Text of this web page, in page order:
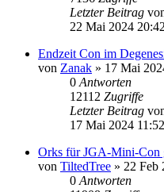
Letzter Beitrag
22 Mai 2024 20:42
Endzeit Con im
von Zanak » 17 Mai
0 Antworten
12112 Zugriffe
Letzter Beitrag
17 Mai 2024 11:52
Orks für JGA-Mini-Con
von TiltedTree » 22 Feb
0 Antworten